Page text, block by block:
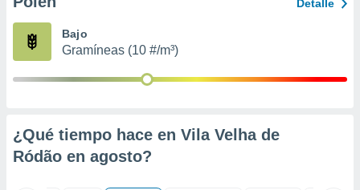
publicidad
Detalle
Bajo
Gramíneas (10 #/m³)
¿Qué tiempo hace en Vila Velha de
Ródão en agosto?